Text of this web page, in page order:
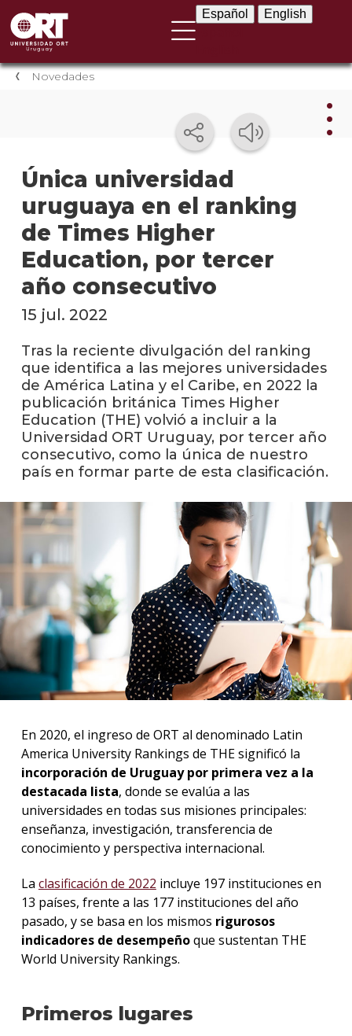
Español English
Novedades
Única universidad
uruguaya en el ranking
de Times Higher
Education, por tercer
año consecutivo
La
los
Blog
15 jul. 2022
Tras la reciente divulgación del ranking
que identifica a las mejores universidades
de América Latina y el Caribe, en 2022 la
publicación británica Times Higher
Education (THE) volvió a incluir a la
Universidad ORT Uruguay, por tercer año
consecutivo, como la única de nuestro
país en formar parte de esta clasificación.
En 2020, el ingreso de ORT al denominado Latin
America University Rankings de THE significó la
incorporación de Uruguay por primera vez a la
destacada lista, donde se evalúa a las
universidades en todas sus misiones principales:
enseñanza, investigación, transferencia de
conocimiento y perspectiva internacional.
La clasificación de 2022 incluye 197 instituciones en
13 países, frente a las 177 instituciones del año
pasado, y se basa en los mismos rigurosos
indicadores de desempeñoque sustentan THE
World University Rankings.
Primeros lugares